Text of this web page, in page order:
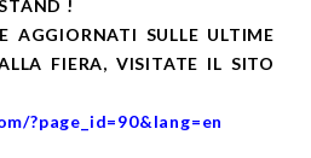
!
AGGIORNATI SULLE ULTIME
FIERA, VISITATE IL SITO
?page_id=90&lang=en